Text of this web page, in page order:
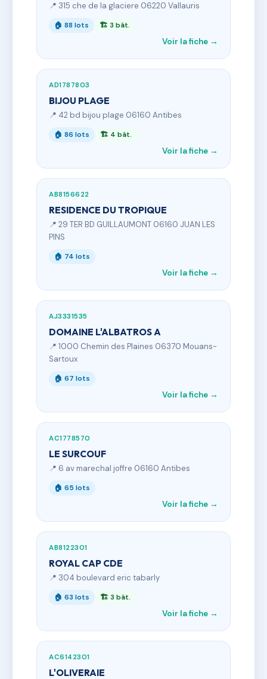
📍 315 che de la glaciere 06220 Vallauris
🏠 88 lots 🏗 3 bât.
Voir la fiche →
AD1787803
BIJOU PLAGE
📍 42 bd bijou plage 06160 Antibes
🏠 86 lots 🏗 4 bât.
Voir la fiche →
AB8156622
RESIDENCE DU TROPIQUE
📍 29 TER BD GUILLAUMONT 06160 JUAN LES
PINS
🏠 74 lots
Voir la fiche →
AJ3331535
DOMAINE L'ALBATROS A
📍 1000 Chemin des Plaines 06370 Mouans-
Sartoux
🏠 67 lots
Voir la fiche →
AC1778570
LE SURCOUF
📍 6 av marechal joffre 06160 Antibes
🏠 65 lots
Voir la fiche →
AB8122301
ROYAL CAP CDE
📍 304 boulevard eric tabarly
🏠 63 lots 🏗 3 bât.
Voir la fiche →
AC6142301
L'OLIVERAIE